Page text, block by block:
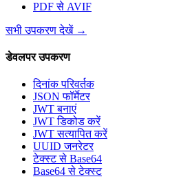
PDF से AVIF
सभी उपकरण देखें→
डेवलपर उपकरण
दिनांक परिवर्तक
JSON फॉर्मेटर
JWT बनाएं
JWT डिकोड करें
JWT सत्यापित करें
UUID जनरेटर
टेक्स्ट से Base64
Base64 से टेक्स्ट